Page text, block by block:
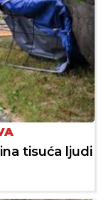
tisuća ljudi